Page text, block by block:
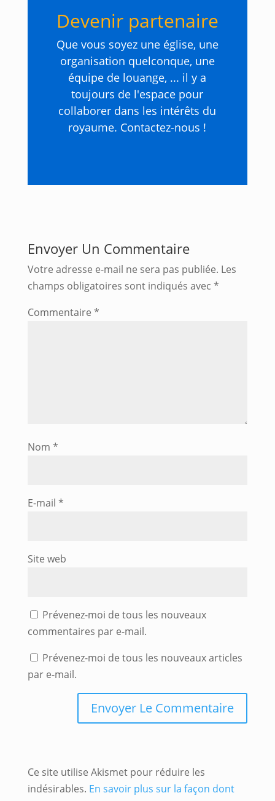
Devenir partenaire
Que vous soyez une église, une
organisation quelconque, une
équipe de louange, ... il y a
toujours de l'espace pour
collaborer dans les intérêts du
royaume. Contactez-nous !
Envoyer Un Commentaire
Votre adresse e-mail ne sera pas publiée. Les
champs obligatoires sont indiqués avec *
Commentaire *
Nom *
E-mail *
Site web
Prévenez-moi de tous les nouveaux
commentaires par e-mail.
Prévenez-moi de tous les nouveaux articles
par e-mail.
Ce site utilise Akismet pour réduire les
indésirables. En savoir plus sur la façon dont